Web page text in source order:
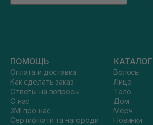
ПОМОЩЬ
Оплата и доставка
Как сделать заказ
Ответы на вопросы
О нас
ЗМІ про нас
Сертифікати та нагороди
КАТАЛОГ
Волосы
Лицо
Тело
Дом
Мерч
Новинки